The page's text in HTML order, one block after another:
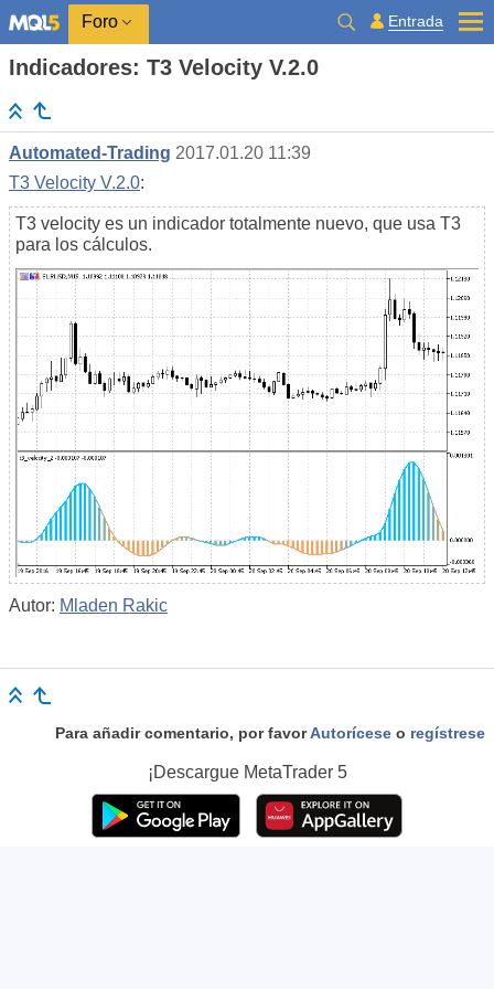
Foro Entrada
Indicadores: T3 Velocity V.2.0
Automated-Trading 2017.01.20 11:39
T3 Velocity V.2.0:
T3 velocity es un indicador totalmente nuevo, que usa Т3
para los cálculos.
Autor: Mladen Rakic
Para añadir comentario, por favorAutorícese o regístrese
¡Descargue MetaTrader 5